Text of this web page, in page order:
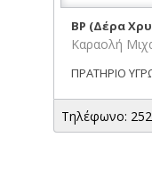
BP (Δέρα
Καραολή
ΠΡΑΤΗΡΙΟ
Τηλέφωνο: